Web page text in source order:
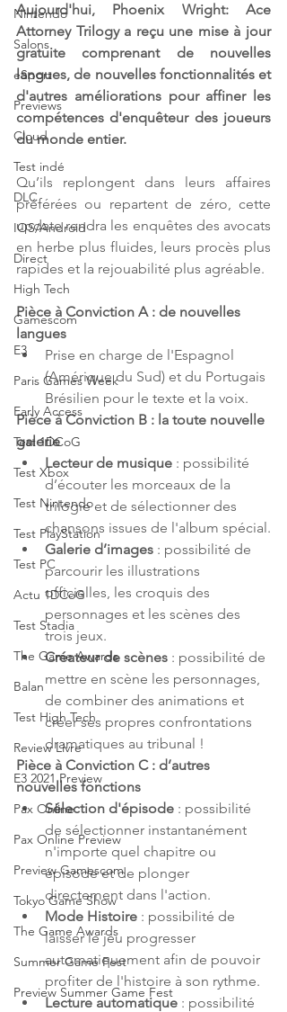
Nintendo
Salons
eSport
Previews
Cloud
Test indé
DLC
IOS/Android
Direct
High Tech
Gamescom
E3
Paris Games Week
Early Access
Test 1DCoG
Test Xbox
Test Nintendo
Test PlayStation
Test PC
Actu 1DCoG
Test Stadia
The Game Awards
Balan
Test High Tech
Review Livre
E3 2021 Preview
Pax Online
Pax Online Preview
Preview Gamescom
Tokyo Game Show
The Game Awards
Summer Game Fest
Preview Summer Game Fest
Aujourd'hui, Phoenix Wright: Ace
Attorney Trilogy a reçu une mise à jour
gratuite comprenant de nouvelles
langues, de nouvelles fonctionnalités et
d'autres améliorations pour affiner les
compétences d'enquêteur des joueurs
du monde entier.
Qu’ils replongent dans leurs affaires
préférées ou repartent de zéro, cette
update rendra les enquêtes des avocats
en herbe plus fluides, leurs procès plus
rapides et la rejouabilité plus agréable.
Pièce à Conviction A : de nouvelles
langues
Prise en charge de l'Espagnol
(Amérique du Sud) et du Portugais
Brésilien pour le texte et la voix.
Pièce à Conviction B : la toute nouvelle
galerie
Lecteur de musique : possibilité
d’écouter les morceaux de la
trilogie et de sélectionner des
chansons issues de l'album spécial.
Galerie d’images : possibilité de
parcourir les illustrations
officielles, les croquis des
personnages et les scènes des
trois jeux.
Créateur de scènes : possibilité de
mettre en scène les personnages,
de combiner des animations et
créer ses propres confrontations
dramatiques au tribunal !
Pièce à Conviction C : d’autres
nouvelles fonctions
Sélection d'épisode : possibilité
de sélectionner instantanément
n'importe quel chapitre ou
épisode et de plonger
directement dans l'action.
Mode Histoire : possibilité de
laisser le jeu progresser
automatiquement afin de pouvoir
profiter de l'histoire à son rythme.
Lecture automatique : possibilité